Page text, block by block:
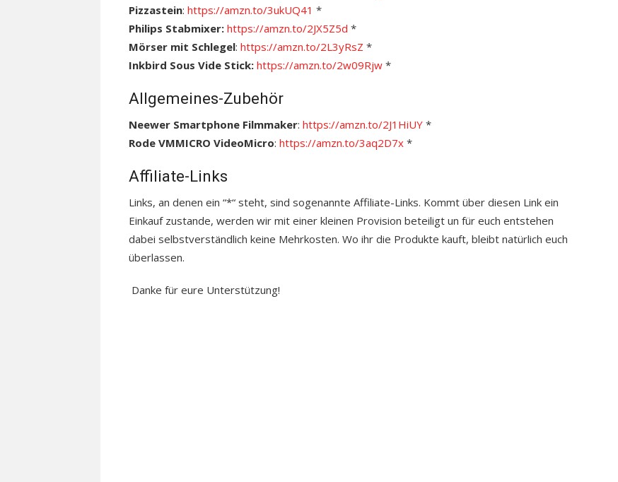
Pizzastein: https://amzn.to/3ukUQ41 *
Philips Stabmixer: https://amzn.to/2JX5Z5d *
Mörser mit Schlegel: https://amzn.to/2L3yRsZ *
Inkbird Sous Vide Stick: https://amzn.to/2w09Rjw *
Allgemeines-Zubehör
Neewer Smartphone Filmmaker: https://amzn.to/2J1HiUY *
Rode VMMICRO VideoMicro: https://amzn.to/3aq2D7x *
Affiliate-Links
Links, an denen ein “*“ steht, sind sogenannte Affiliate-Links. Kommt über diesen Link ein
Einkauf zustande, werden wir mit einer kleinen Provision beteiligt un für euch entstehen
dabei selbstverständlich keine Mehrkosten. Wo ihr die Produkte kauft, bleibt natürlich euch
überlassen.
Danke für eure Unterstützung!